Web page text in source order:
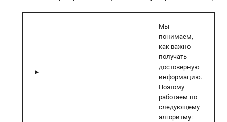
Мы
понимаем,
как важно
получать
достоверную
информацию.
Поэтому
работаем по
следующему
алгоритму: